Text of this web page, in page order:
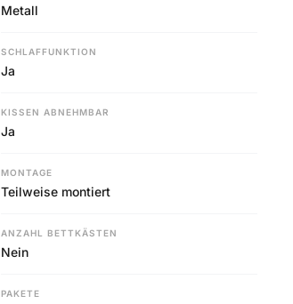
Metall
SCHLAFFUNKTION
Ja
KISSEN ABNEHMBAR
Ja
MONTAGE
Teilweise montiert
ANZAHL BETTKÄSTEN
Nein
PAKETE